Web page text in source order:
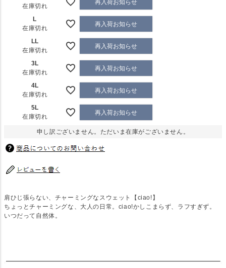
在庫切れ
再入荷お知らせ
L
在庫切れ
再入荷お知らせ
LL
在庫切れ
再入荷お知らせ
3L
在庫切れ
再入荷お知らせ
4L
在庫切れ
再入荷お知らせ
5L
在庫切れ
再入荷お知らせ
申し訳ございません。ただいま在庫がございません。
肩ひじ張らない、チャーミングなスウェット【ciao!】
ちょっとチャーミングな、大人の日常。ciao!かしこまらず、ラフすぎず。
いつだって自然体。